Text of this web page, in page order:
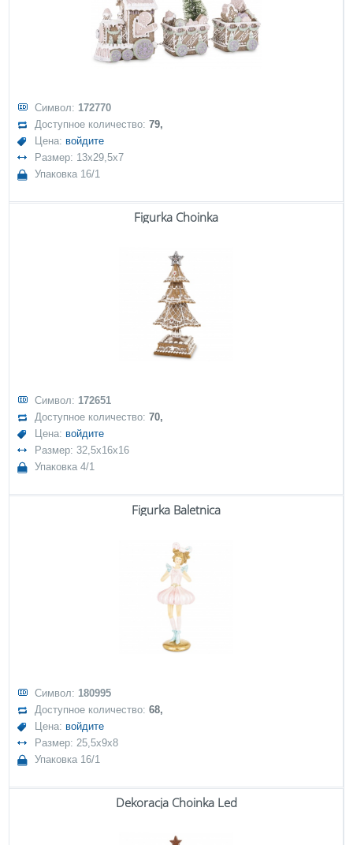
Символ: 172770
Доступное количество:79,
Цена: войдите
Размер: 13x29,5x7
Упаковка 16/1
Figurka Choinka
Символ: 172651
Доступное количество:70,
Цена: войдите
Размер: 32,5x16x16
Упаковка 4/1
Figurka Baletnica
Символ: 180995
Доступное количество:68,
Цена: войдите
Размер: 25,5x9x8
Упаковка 16/1
Dekoracja Choinka Led